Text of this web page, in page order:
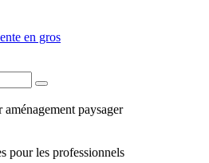
en gros
paysager
pour les professionnels